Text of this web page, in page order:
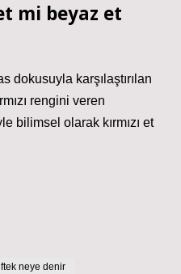
mi beyaz et
dokusuyla karşılaştırılan
rengini veren
bilimsel olarak kırmızı et
neye denir